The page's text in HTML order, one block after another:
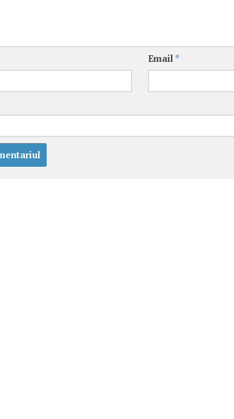
Email *